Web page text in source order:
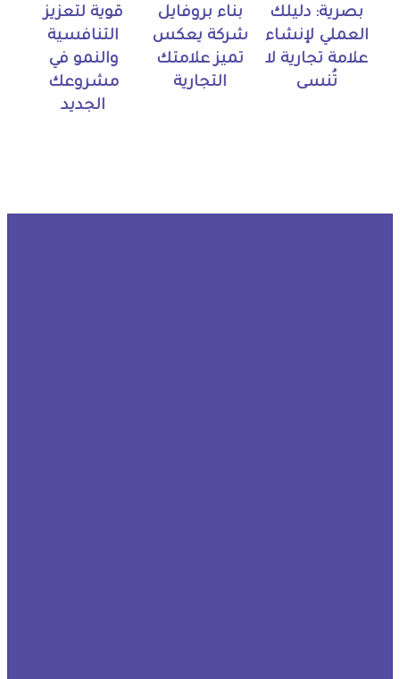
بصرية: دليلك
العملي لإنشاء
علامة تجارية لا
تُنسى
بناء بروفايل
شركة يعكس
تميز علامتك
التجارية
قوية لتعزيز
التنافسية
والنمو في
مشروعك
الجديد